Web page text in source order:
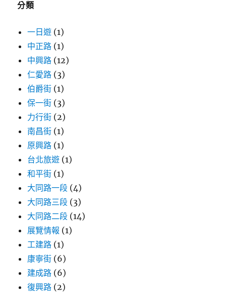
分類
一日遊 (1)
中正路 (1)
中興路 (12)
仁愛路 (3)
伯爵街 (1)
保一街 (3)
力行街 (2)
南昌街 (1)
原興路 (1)
台北旅遊 (1)
和平街 (1)
大同路一段 (4)
大同路三段 (3)
大同路二段 (14)
展覽情報 (1)
工建路 (1)
康寧街 (6)
建成路 (6)
復興路 (2)